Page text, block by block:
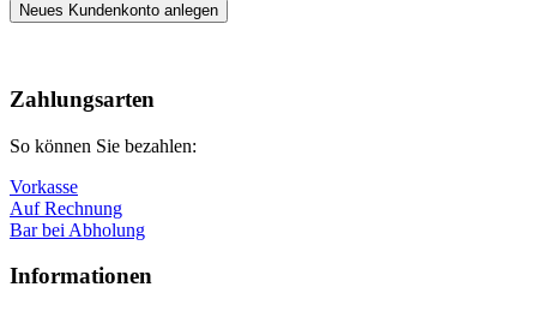
Neues Kundenkonto anlegen
oben
Zahlungsarten
So können Sie bezahlen:
Vorkasse
Auf Rechnung
Bar bei Abholung
Informationen